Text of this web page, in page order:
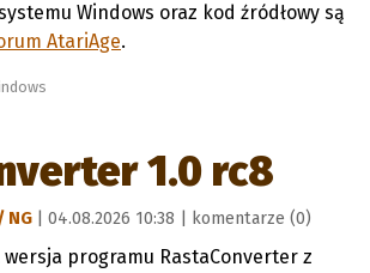
Windows oraz kod źródłowy są
AtariAge.
1.0 rc8
NG | 04.08.2026 10:38 | komentarze (0)
wersja programu RastaConverter z